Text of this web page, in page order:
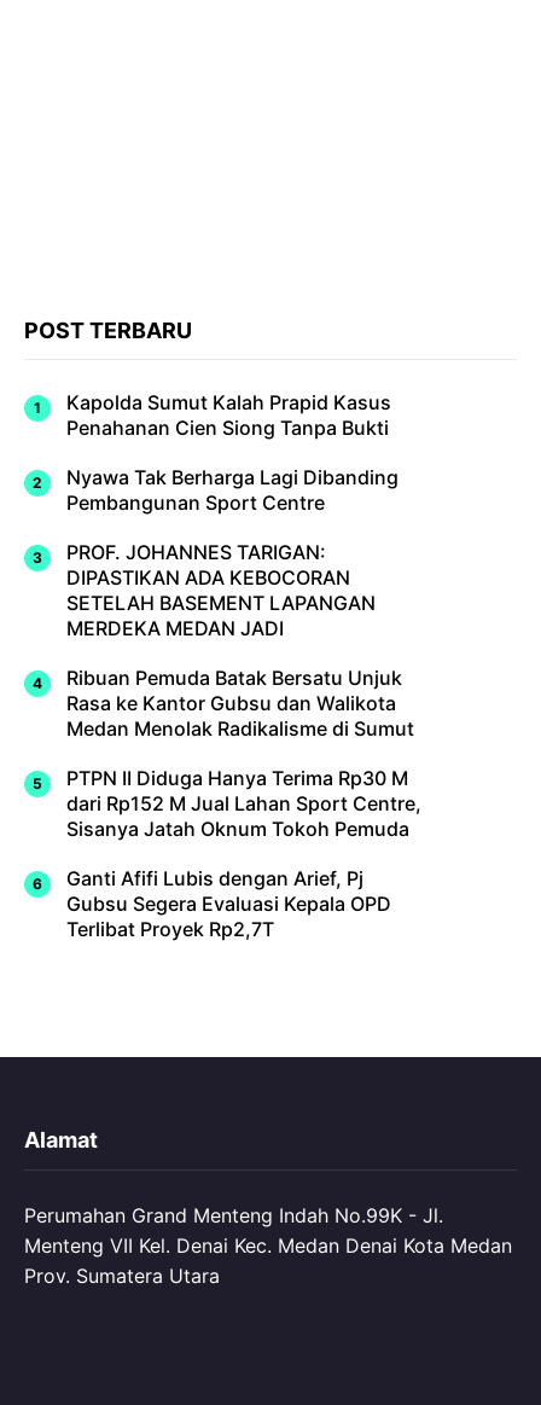
POST TERBARU
Kapolda Sumut Kalah Prapid Kasus
Penahanan Cien Siong Tanpa Bukti
Nyawa Tak Berharga Lagi Dibanding
Pembangunan Sport Centre
PROF. JOHANNES TARIGAN:
DIPASTIKAN ADA KEBOCORAN
SETELAH BASEMENT LAPANGAN
MERDEKA MEDAN JADI
Ribuan Pemuda Batak Bersatu Unjuk
Rasa ke Kantor Gubsu dan Walikota
Medan Menolak Radikalisme di Sumut
PTPN II Diduga Hanya Terima Rp30 M
dari Rp152 M Jual Lahan Sport Centre,
Sisanya Jatah Oknum Tokoh Pemuda
Ganti Afifi Lubis dengan Arief, Pj
Gubsu Segera Evaluasi Kepala OPD
Terlibat Proyek Rp2,7T
Alamat
Perumahan Grand Menteng Indah No.99K - Jl.
Menteng VII Kel. Denai Kec. Medan Denai Kota Medan
Prov. Sumatera Utara